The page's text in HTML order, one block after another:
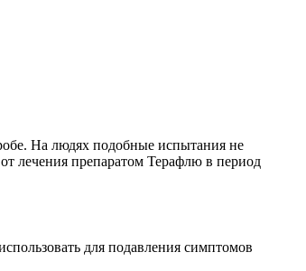
На людях подобные испытания не
лечения препаратом Терафлю в период
для подавления симптомов